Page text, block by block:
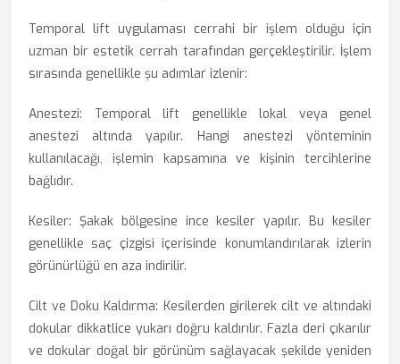
Temporal lift uygulaması cerrahi bir işlem olduğu için
uzman bir estetik cerrah tarafından gerçekleştirilir. İşlem
sırasında genellikle şu adımlar izlenir:
Anestezi: Temporal lift genellikle lokal veya genel
anestezi altında yapılır. Hangi anestezi yönteminin
kullanılacağı, işlemin kapsamına ve kişinin tercihlerine
bağlıdır.
Kesiler: Şakak bölgesine ince kesiler yapılır. Bu kesiler
genellikle saç çizgisi içerisinde konumlandırılarak izlerin
görünürlüğü en aza indirilir.
Cilt ve Doku Kaldırma: Kesilerden girilerek cilt ve altındaki
dokular dikkatlice yukarı doğru kaldırılır. Fazla deri çıkarılır
ve dokular doğal bir görünüm sağlayacak şekilde yeniden